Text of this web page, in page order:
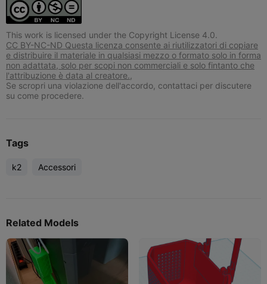
This work is licensed under the Copyright License 4.0.
CC BY-NC-ND Questa licenza consente ai riutilizzatori di copiare
e distribuire il materiale in qualsiasi mezzo o formato solo in forma
non adattata, solo per scopi non commerciali e solo fintanto che
l'attribuzione è data al creatore.,
Se scropri una violazione dell'accordo, contattaci per discutere
su come procedere.
Tags
k2 Accessori
Related Models